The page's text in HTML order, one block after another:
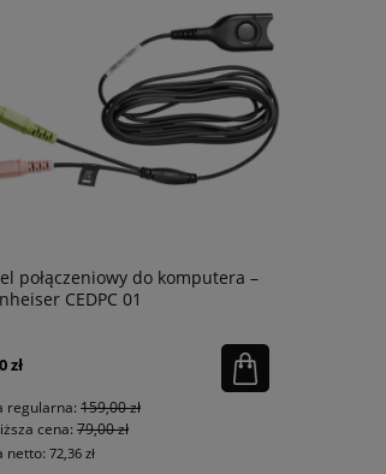
połączeniowy do komputera –
CEDPC 01
zł
regularna: 159,00 zł
cena: 79,00 zł
netto: 72,36 zł